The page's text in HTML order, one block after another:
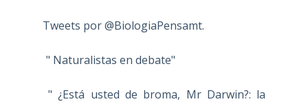
Tweets por @BiologiaPensamt.
" Naturalistas en debate"
" ¿Está usted de broma, Mr Darwin?: la